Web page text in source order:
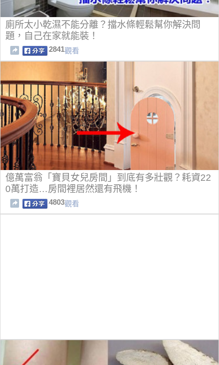
廁所太小乾濕不能分離？擋水條輕鬆幫你解決問
題，自己在家就能裝！
2841觀看
億萬富翁「寶貝女兒房間」到底有多壯觀？耗資22
0萬打造…房間裡居然還有飛機！
4803觀看